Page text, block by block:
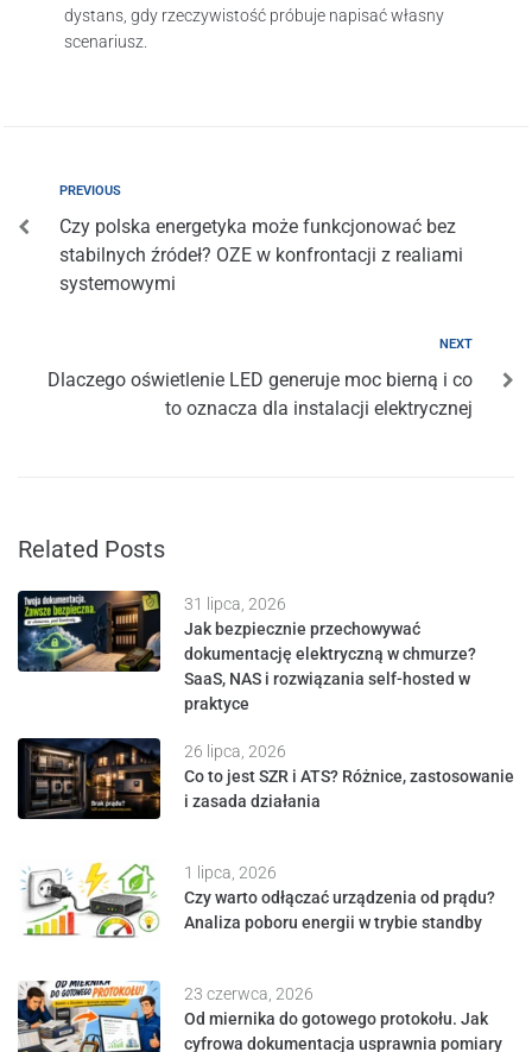
dystans, gdy rzeczywistość próbuje napisać własny
scenariusz.
PREVIOUS
Czy polska energetyka może funkcjonować bez
stabilnych źródeł? OZE w konfrontacji z realiami
systemowymi
NEXT
Dlaczego oświetlenie LED generuje moc bierną i co
to oznacza dla instalacji elektrycznej
Related Posts
31 lipca, 2026
Jak bezpiecznie przechowywać
dokumentację elektryczną w chmurze?
SaaS, NAS i rozwiązania self-hosted w
praktyce
26 lipca, 2026
Co to jest SZR i ATS? Różnice, zastosowanie
i zasada działania
1 lipca, 2026
Czy warto odłączać urządzenia od prądu?
Analiza poboru energii w trybie standby
23 czerwca, 2026
Od miernika do gotowego protokołu. Jak
cyfrowa dokumentacja usprawnia pomiary